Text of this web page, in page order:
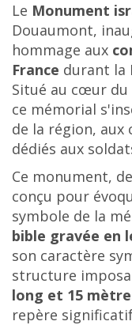
Le Monument
Douaumont,
hommage aux
France durant la
Situé au cœur du
ce mémorial
de la région,
dédiés aux
Ce monument,
conçu pour
symbole de la
bible gravée en
son caractère
structure
long et 15
repère